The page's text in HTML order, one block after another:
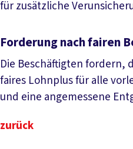
für zusätzliche
Forderung nach fairen
Die Beschäftigten fordern,
faires Lohnplus für alle
und eine angemessene
zurück